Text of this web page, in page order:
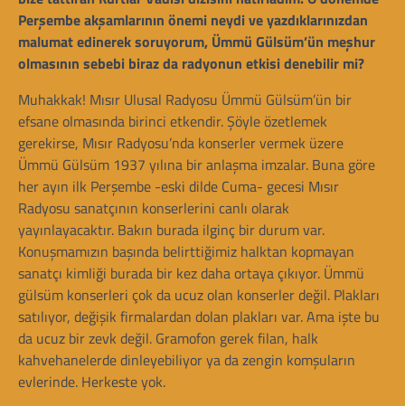
Perşembe akşamlarının önemi neydi ve yazdıklarınızdan
malumat edinerek soruyorum, Ümmü Gülsüm’ün meşhur
olmasının sebebi biraz da radyonun etkisi denebilir mi?
Muhakkak! Mısır Ulusal Radyosu Ümmü Gülsüm’ün bir
efsane olmasında birinci etkendir. Şöyle özetlemek
gerekirse, Mısır Radyosu’nda konserler vermek üzere
Ümmü Gülsüm 1937 yılına bir anlaşma imzalar. Buna göre
her ayın ilk Perşembe -eski dilde Cuma- gecesi Mısır
Radyosu sanatçının konserlerini canlı olarak
yayınlayacaktır. Bakın burada ilginç bir durum var.
Konuşmamızın başında belirttiğimiz halktan kopmayan
sanatçı kimliği burada bir kez daha ortaya çıkıyor. Ümmü
gülsüm konserleri çok da ucuz olan konserler değil. Plakları
satılıyor, değişik firmalardan dolan plakları var. Ama işte bu
da ucuz bir zevk değil. Gramofon gerek filan, halk
kahvehanelerde dinleyebiliyor ya da zengin komşuların
evlerinde. Herkeste yok.